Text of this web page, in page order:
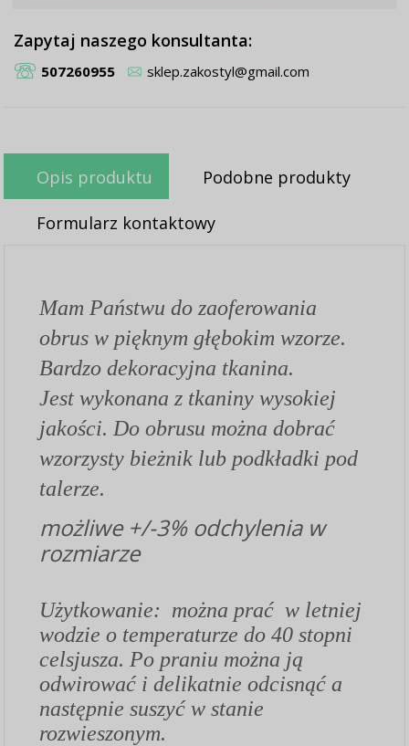
Zapytaj naszego konsultanta:
507260955 sklep.zakostyl@gmail.com
Opis produktu Podobne produkty
Formularz kontaktowy
Mam Państwu do zaoferowania
obrus w pięknym głębokim wzorze.
Bardzo dekoracyjna tkanina.
Jest wykonana z tkaniny wysokiej
jakości. Do obrusu można dobrać
wzorzysty bieżnik lub podkładki pod
talerze.
możliwe +/-3% odchylenia w
rozmiarze
Użytkowanie: można prać w letniej
wodzie o temperaturze do 40 stopni
celsjusza. Po praniu można ją
odwirować i delikatnie odcisnąć a
następnie suszyć w stanie
rozwieszonym.